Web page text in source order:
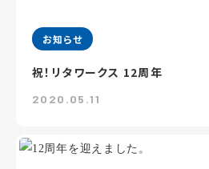
お知らせ
祝！リタワークス 12周年
2020.05.11